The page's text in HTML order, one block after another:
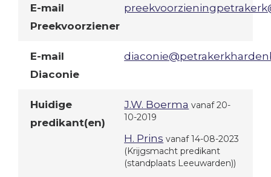
E-mail
Preekvoorziener
E-mail
Diaconie
Huidige
predikant(en)
J.W. Boerma vanaf 20-
10-2019
H. Prins vanaf 14-08-2023
(Krijgsmacht predikant
(standplaats Leeuwarden))